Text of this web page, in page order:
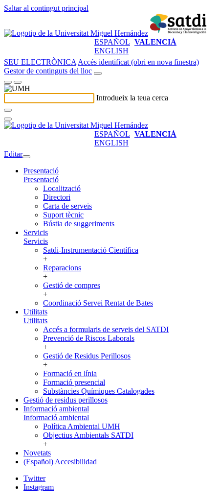
Saltar al contingut principal
ESPAÑOL VALENCIÀ
ENGLISH
SEU ELECTRÒNICA Accés identificat (obri en nova finestra)
Gestor de continguts del lloc
Introdueix la teua cerca
ESPAÑOL VALENCIÀ
ENGLISH
Editar
Presentació
Presentació
Localització
Directori
Carta de serveis
Suport tècnic
Bústia de suggeriments
Servicis
Servicis
Satdi-Instrumentació Científica
+
Reparacions
+
Gestió de compres
+
Coordinació Servei Rentat de Bates
Utilitats
Utilitats
Accés a formularis de serveis del SATDI
Prevenció de Riscos Laborals
+
Gestió de Residus Perillosos
+
Formació en línia
Formació presencial
Substàncies Químiques Catalogades
Gestió de residus perillosos
Informació ambiental
Informació ambiental
Política Ambiental UMH
Objectius Ambientals SATDI
+
Novetats
(Español) Accesibilidad
Twitter
Instagram